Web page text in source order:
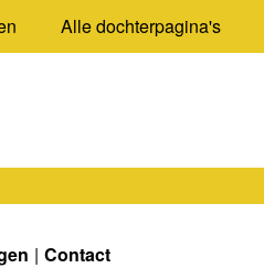
Alle dochterpagina's
Contact